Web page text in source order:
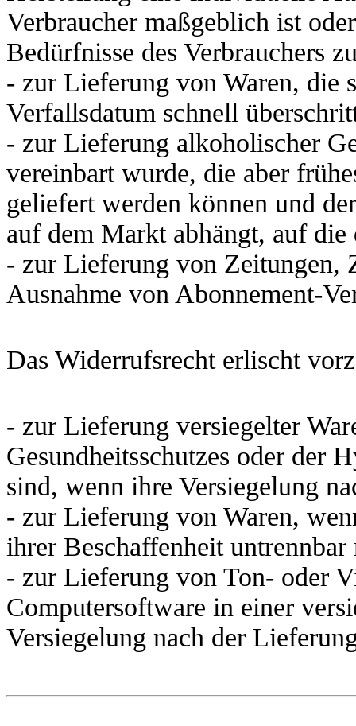
Verbraucher maßgeblich ist
Bedürfnisse des Verbrauchers
- zur Lieferung von Waren, die
Verfallsdatum schnell
- zur Lieferung alkoholischer
vereinbart wurde, die aber
geliefert werden können und
auf dem Markt abhängt, auf
- zur Lieferung von Zeitungen,
Ausnahme von Abonnement-
Das Widerrufsrecht erlischt
- zur Lieferung versiegelter
Gesundheitsschutzes oder der
sind, wenn ihre Versiegelung
- zur Lieferung von Waren,
ihrer Beschaffenheit
- zur Lieferung von Ton- oder
Computersoftware in einer
Versiegelung nach der